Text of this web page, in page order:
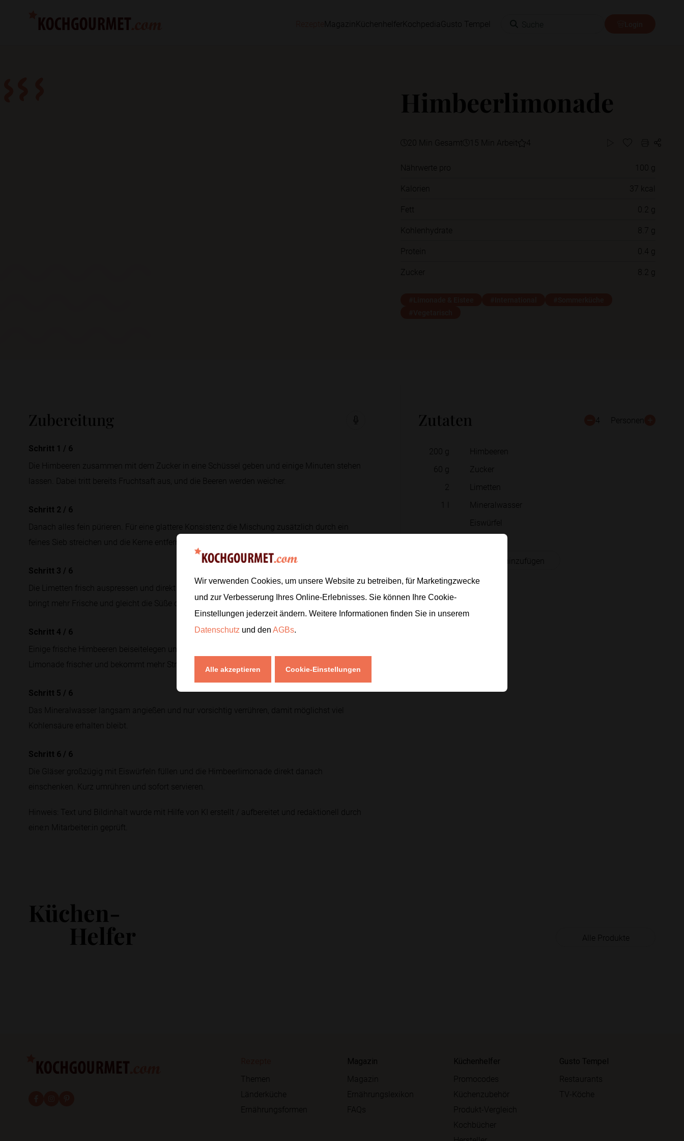
Magazin Küchenhelfer Kochpedia Gusto Tempel
Himbeerlimonade
20 Min Gesamt 15 Min Arbeit 4
Nährwerte pro
100 g
Kalorien
37 kcal
Fett
0.2 g
Kohlenhydrate
8.7 g
Protein
0.4 g
Zucker
8.2 g
Zutaten 4 Personen
200 g
Himbeeren
60 g
Zucker
2
Limetten
1
Mineralwasser
Eiswürfel
Zur Einkaufsliste hinzufügen
Zubereitung
Schritt 1 / 6
Die Himbeeren zusammen mit dem Zucker in eine Schüssel geben und einige Minuten stehen
lassen. Dabei tritt bereits Fruchtsaft aus, und die Beeren werden weicher.
Schritt 2 / 6
Danach alles fein pürieren. Für eine glattere Konsistenz die Mischung zusätzlich durch ein
feines Sieb streichen und die Kerne entfernen.
Schritt 3 / 6
Die Limetten frisch auspressen und direkt unter das Himbeerpüree rühren. Der Limettensaft
bringt mehr Frische und gleicht die Süße der Beeren aus.
Schritt 4 / 6
Einige frische Himbeeren beiseitelegen und später direkt in die Gläser geben. Dadurch wirkt die
Limonade frischer und bekommt mehr Struktur.
Schritt 5 / 6
Das Mineralwasser langsam angießen und nur vorsichtig verrühren, damit möglichst viel
Kohlensäure erhalten bleibt.
Schritt 6 / 6
Die Gläser großzügig mit Eiswürfeln füllen und die Himbeerlimonade direkt danach
einschenken. Kurz umrühren und sofort servieren.
Hinweis: Text und Bildinhalt wurde mit Hilfe von KI erstellt / aufbereitet und redaktionell durch
eine:n Mitarbeiter:in geprüft.
Küchen-
Helfer Alle Produkte
Themen
Länderküche
Ernährungsformen
Magazin
Magazin
Ernährungslexikon
FAQs
Küchenhelfer
Promocodes
Küchenzubehör
Produkt-Vergleich
Kochbücher
Gusto Tempel
Restaurants
TV-Köche
Wir verwenden Cookies, um unsere Website zu betreiben, für Marketingzwecke
und zur Verbesserung Ihres Online-Erlebnisses. Sie können Ihre Cookie-
Einstellungen jederzeit ändern. Weitere Informationen finden Sie in unserem
Datenschutz und den AGBs.
Alle akzeptieren Cookie-Einstellungen